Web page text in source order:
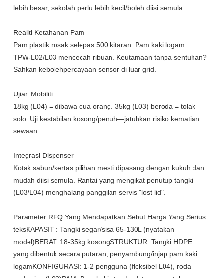
lebih besar, sekolah perlu lebih kecil/boleh diisi semula.
Realiti Ketahanan Pam
Pam plastik rosak selepas 500 kitaran. Pam kaki logam
TPW‑L02/L03 mencecah ribuan. Keutamaan tanpa sentuhan?
Sahkan kebolehpercayaan sensor di luar grid.
Ujian Mobiliti
18kg (L04) = dibawa dua orang. 35kg (L03) beroda = tolak
solo. Uji kestabilan kosong/penuh—jatuhkan risiko kematian
sewaan.
Integrasi Dispenser
Kotak sabun/kertas pilihan mesti dipasang dengan kukuh dan
mudah diisi semula. Rantai yang mengikat penutup tangki
(L03/L04) menghalang panggilan servis "lost lid".
Parameter RFQ Yang Mendapatkan Sebut Harga Yang Serius
teksKAPASITI: Tangki segar/sisa 65-130L (nyatakan
model)BERAT: 18-35kg kosongSTRUKTUR: Tangki HDPE
yang dibentuk secara putaran, penyambung/injap pam kaki
logamKONFIGURASI: 1-2 pengguna (fleksibel L04), roda